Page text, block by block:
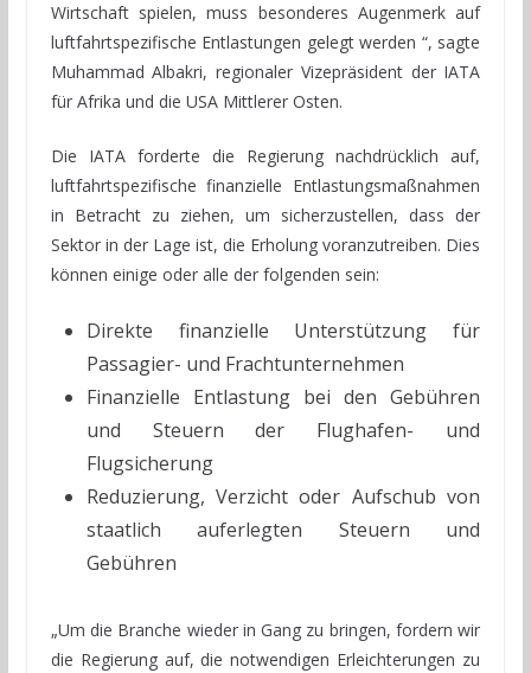
Wirtschaft spielen, muss besonderes Augenmerk auf
luftfahrtspezifische Entlastungen gelegt werden “, sagte
Muhammad Albakri, regionaler Vizepräsident der IATA
für Afrika und die USA Mittlerer Osten.
Die IATA forderte die Regierung nachdrücklich auf,
luftfahrtspezifische finanzielle Entlastungsmaßnahmen
in Betracht zu ziehen, um sicherzustellen, dass der
Sektor in der Lage ist, die Erholung voranzutreiben. Dies
können einige oder alle der folgenden sein:
Direkte finanzielle Unterstützung für
Passagier- und Frachtunternehmen
Finanzielle Entlastung bei den Gebühren
und Steuern der Flughafen- und
Flugsicherung
Reduzierung, Verzicht oder Aufschub von
staatlich auferlegten Steuern und
Gebühren
„Um die Branche wieder in Gang zu bringen, fordern wir
die Regierung auf, die notwendigen Erleichterungen zu